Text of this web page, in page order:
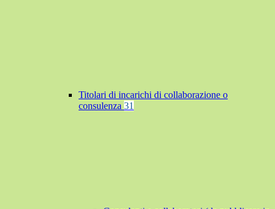
Titolari di incarichi di collaborazione o
consulenza 31